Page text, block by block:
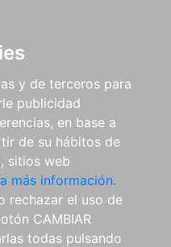
y de terceros para
publicidad
en base a
de su hábitos de
sitios web
más información.
rechazar el uso de
CAMBIAR
todas pulsando